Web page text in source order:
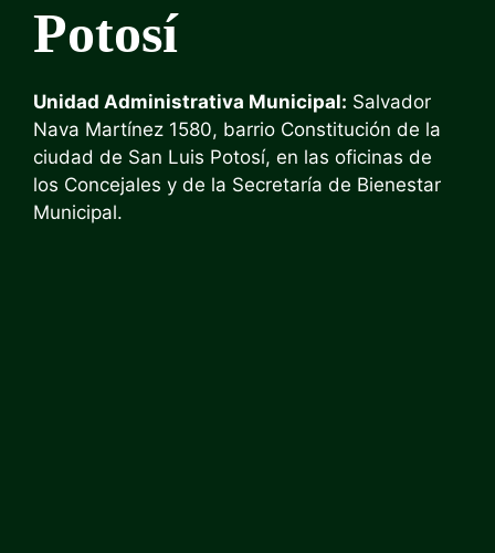
Potosí
Unidad Administrativa Municipal: Salvador
Nava Martínez 1580, barrio Constitución de la
ciudad de San Luis Potosí, en las oficinas de
los Concejales y de la Secretaría de Bienestar
Municipal.